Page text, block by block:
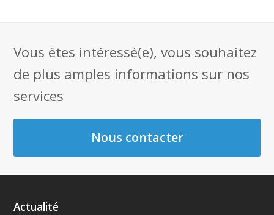
Vous êtes intéressé(e), vous souhaitez
de plus amples informations sur nos
services
Nous contacter
Actualité